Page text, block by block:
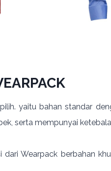
yaitu bahan standar
serta mempunyai
Wearpack berbahan